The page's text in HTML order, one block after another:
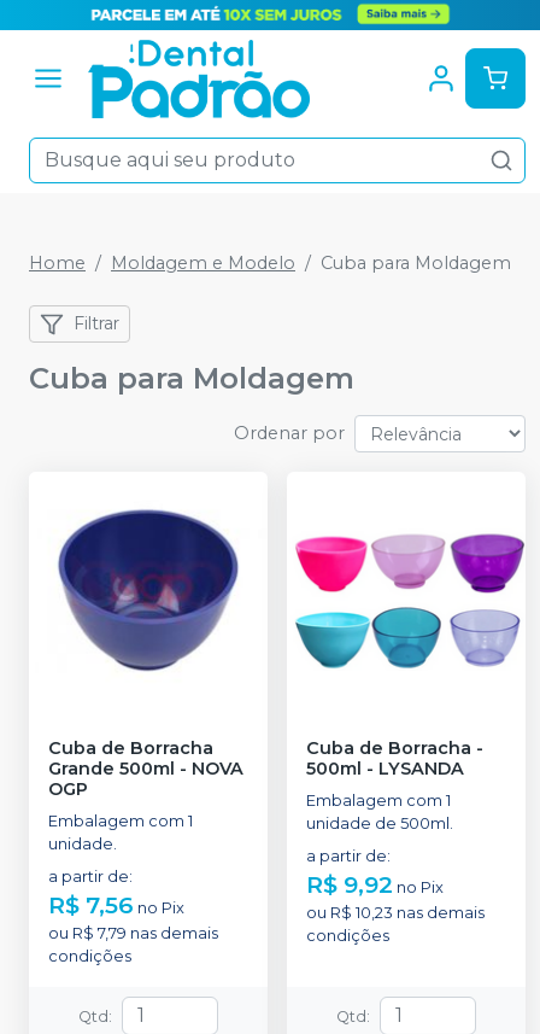
Home Moldagem e Modelo Cuba para Moldagem
Filtrar
Cuba para Moldagem
Ordenar por
Cuba de Borracha
Grande 500ml - NOVA
OGP
Embalagem com 1
unidade.
a partir de:
R$ 7,56 no Pix
ou R$ 7,79 nas demais
condições
Qtd :
Cuba de Borracha -
500ml - LYSANDA
Embalagem com 1
unidade de 500ml.
a partir de:
R$ 9,92 no Pix
ou R$ 10,23 nas demais
condições
Qtd :